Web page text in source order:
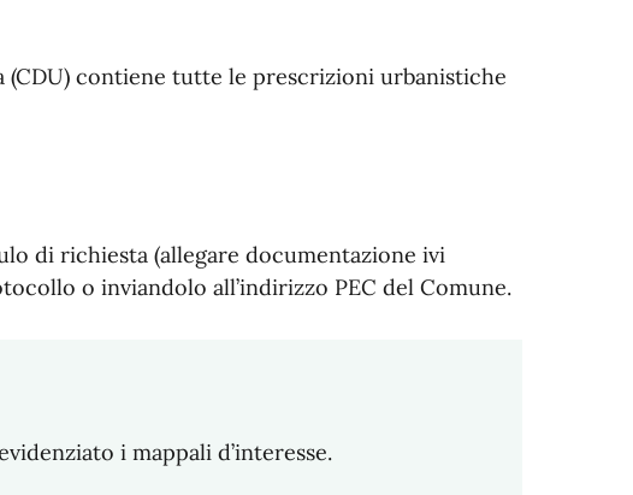
contiene tutte le prescrizioni urbanistiche
di richiesta (allegare documentazione ivi
o inviandolo all’indirizzo PEC del Comune.
i mappali d’interesse.